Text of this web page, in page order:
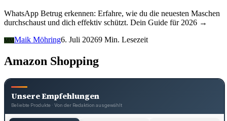
WhatsApp Betrug erkennen: Erfahre, wie du die neuesten Maschen
durchschaust und dich effektiv schützt. Dein Guide für 2026 →
MM Maik Möhring6. Juli 20269 Min. Lesezeit
Amazon Shopping
Unsere Empfehlungen
Beliebte Produkte · Von der Redaktion ausgewählt